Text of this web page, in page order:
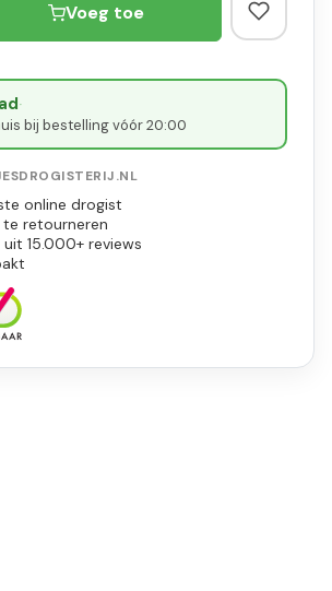
Voeg toe
·
bij bestelling vóór 20:00
online drogist
retourneren
15.000+ reviews